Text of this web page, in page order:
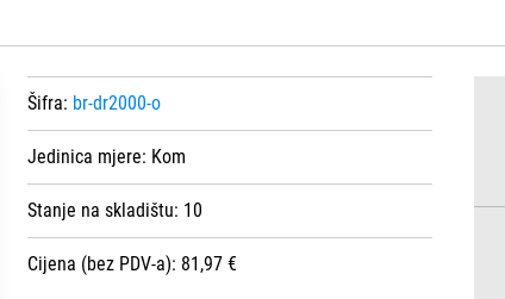
Šifra: br-dr2000-o
Jedinica mjere: Kom
Stanje na skladištu: 10
Cijena (bez PDV-a): 81,97 €